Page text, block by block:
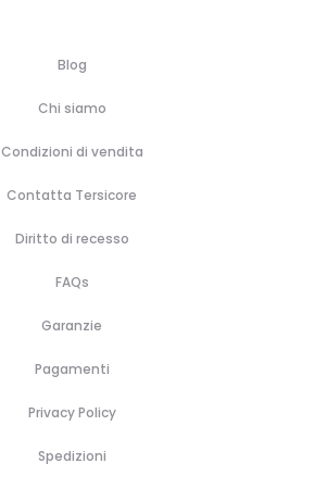
Blog
Chi siamo
Condizioni di vendita
Contatta Tersicore
Diritto di recesso
FAQs
Garanzie
Pagamenti
Privacy Policy
Spedizioni